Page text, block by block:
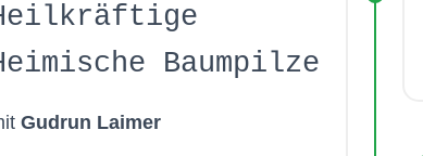
Baumpilze
Gudrun Laimer